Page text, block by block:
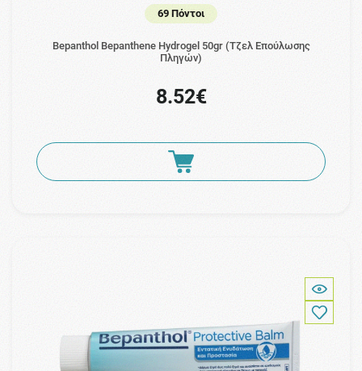
69 Πόντοι
Bepanthol Bepanthene Hydrogel 50gr (Τζελ Επούλωσης
Πληγών)
8.52€